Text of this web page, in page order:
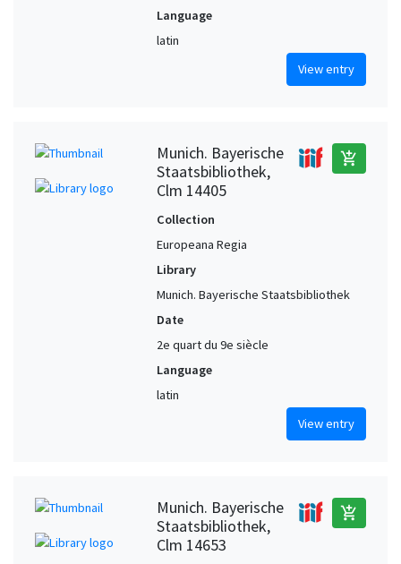
Language
latin
View entry
Munich. Bayerische
Staatsbibliothek,
Clm 14405
add_shopping_cart
Collection
Europeana Regia
Library
Munich. Bayerische Staatsbibliothek
Date
2e quart du 9e siècle
Language
latin
View entry
Munich. Bayerische
Staatsbibliothek,
Clm 14653
add_shopping_cart